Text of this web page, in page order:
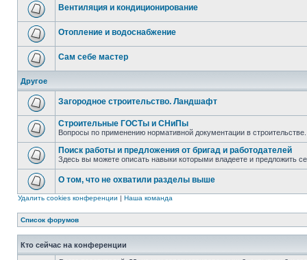
Вентиляция и кондиционирование
Отопление и водоснабжение
Сам себе мастер
Другое
Загородное строительство. Ландшафт
Строительные ГОСТы и СНиПы
Вопросы по применению нормативной документации в строительстве.
Поиск работы и предложения от бригад и работодателей
Здесь вы можете описать навыки которыми владеете и предложить
О том, что не охватили разделы выше
Удалить cookies конференции | Наша команда
Список форумов
Кто сейчас на конференции